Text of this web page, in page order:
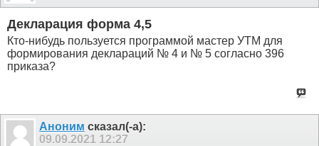
Декларация форма 4,5
Кто-нибудь пользуется программой мастер УТМ для
формирования деклараций № 4 и № 5 согласно 396
приказа?
Аноним сказал(-а):
09.09.2021 12:27